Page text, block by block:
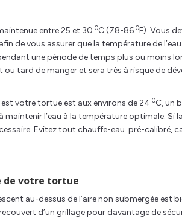
entre 25 et 30 0C (78-86 0F). Vous
de vous assurer que la température de
une période de temps plus ou moins
ou tard de manger et sera très à risque de
votre tortue est aux environs de 24 0C, un
l’eau à la température optimale. Si
Evitez tout chauffe-eau pré-calibré,
de votre tortue
au-dessus de l’aire non submergée est
d’un grillage pour davantage de